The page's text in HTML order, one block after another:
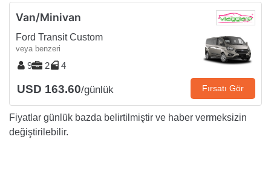
Van/Minivan
Ford Transit Custom
veya benzeri
9 2 4
USD 163.60/günlük Fırsatı Gör
Fiyatlar günlük bazda belirtilmiştir ve haber vermeksizin
değiştirilebilir.